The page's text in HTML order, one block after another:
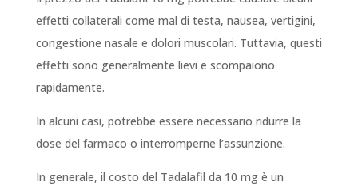
effetti collaterali come mal di testa, nausea, vertigini,
congestione nasale e dolori muscolari. Tuttavia, questi
effetti sono generalmente lievi e scompaiono
rapidamente.
In alcuni casi, potrebbe essere necessario ridurre la
dose del farmaco o interromperne l’assunzione.
In generale, il costo del Tadalafil da 10 mg è un